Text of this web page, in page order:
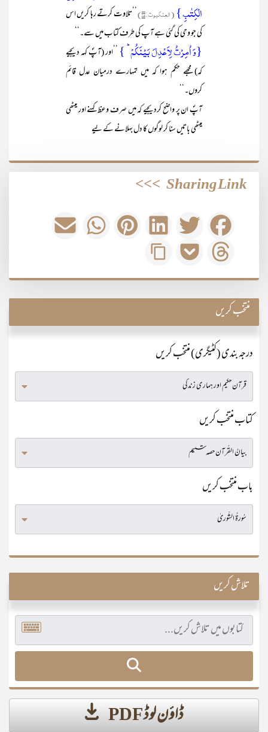
الۡکِتٰبِ }(العنکبوت:۴۵)
’’تلاوت کرتے رہا کریں اس
کی جو وحی کی گئی ہے آپ کی طرف کتاب میں سے۔‘‘
{وَ اُمِرۡتُ لِاَعۡدِلَ بَیۡنَکُمۡ ؕ } ’’اور (آپؐ کہہ دیجیے
کہ) مجھے حکم ہوا کہ میں تمہارے درمیان عدل قائم
کروں۔‘‘
آپؐ ان پر واضح کردیجیے کہ میں صرف وعظ کہنے اور میٹھی
میٹھی باتیں سنا کر لوگوں کا دل بہلانے کے لیے
Sharing Link
>>>
منتخب کریں
درجہ بندی (کٹیگری) منتخب کریں
کتاب منتخب کریں
باب منتخب کریں
تلاش کریں
ڈاؤن لوڈ PDF